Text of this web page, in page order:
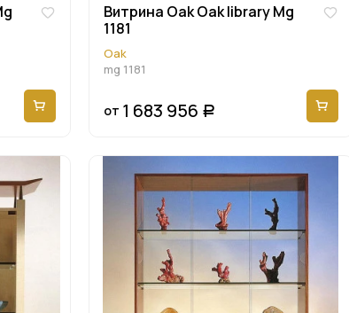
Витрина Oak Oak library Mg
1181
Oak
mg 1181
от 1 683 956 Р